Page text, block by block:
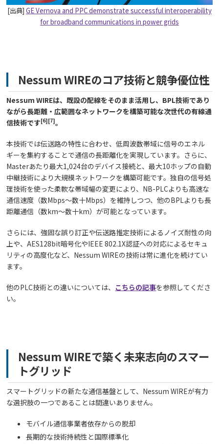
[出典] GE Vernova and PPC demonstrate successful interoperability
for broadband communications in power grids
Nessum WIREのコア技術と競争優位性
Nessum WIREは、既設の配線をそのまま活用し、BPL技術であり
ながら長距離・広範囲なネットワークを構築可能な次世代の有線通
信技術です[6][7]。
本技術では伝送路の特性に合わせ、低周波数帯域に信号のエネル
ギーを集約することで通信の長距離化を実現しています。さらに、
Masterあたり最大1,024台のデバイス接続と、最大10ホップの自動
中継技術により大規模ネットワークを構築可能です。独自の信号処
理技術を使った柔軟な帯域幅の変更により、NB-PLCよりも高速な
通信速度（数Mbps～数十Mbps）を維持しつつ、他のBPLよりも長
距離通信（数km～数十km）が可能となっています。
さらには、強固な誤り訂正や伝送路推定技術によるノイズ耐性の向
上や、AES128bit暗号化やIEEE 802.1X認証への対応によるセキュ
リティの高度化など、Nessum WIREの技術は常に進化を続けてい
ます。
他のPLC技術との違いについては、 こちらの記事を参照してくださ
い。
Nessum WIREで築く未来志向のスマー
トグリッド
スマートグリッドの新たな通信基盤として、Nessum WIREが有力
な選択肢の一つであることは間違いありません。
モバイル通信事業者依存からの脱却
長期的な技術持続性と国際標準化